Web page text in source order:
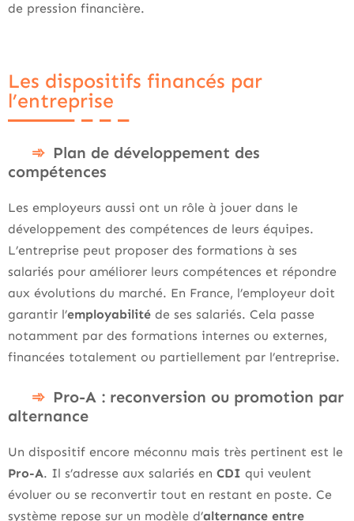
de pression financière.
Les dispositifs financés par
l’entreprise
Plan de développement des
compétences
Les employeurs aussi ont un rôle à jouer dans le
développement des compétences de leurs équipes.
L’entreprise peut proposer des formations à ses
salariés pour améliorer leurs compétences et répondre
aux évolutions du marché. En France, l’employeur doit
garantir l’employabilité de ses salariés. Cela passe
notamment par des formations internes ou externes,
financées totalement ou partiellement par l’entreprise.
Pro-A : reconversion ou promotion par
alternance
Un dispositif encore méconnu mais très pertinent est le
Pro-A. Il s’adresse aux salariés en CDI qui veulent
évoluer ou se reconvertir tout en restant en poste. Ce
système repose sur un modèle d’alternance entre